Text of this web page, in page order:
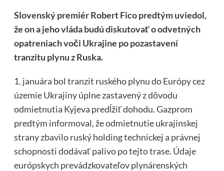
Slovenský premiér Robert Fico predtým uviedol,
že on a jeho vláda budú diskutovať o odvetných
opatreniach voči Ukrajine po pozastavení
tranzitu plynu z Ruska.
1. januára bol tranzit ruského plynu do Európy cez
územie Ukrajiny úplne zastavený z dôvodu
odmietnutia Kyjeva predĺžiť dohodu. Gazprom
predtým informoval, že odmietnutie ukrajinskej
strany zbavilo ruský holding technickej a právnej
schopnosti dodávať palivo po tejto trase. Údaje
európskych prevádzkovateľov plynárenských